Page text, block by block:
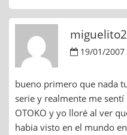
19/01/2007
bueno primero que nada
serie y realmente me
OTOKO y yo lloré al ver
habia visto en el mundo